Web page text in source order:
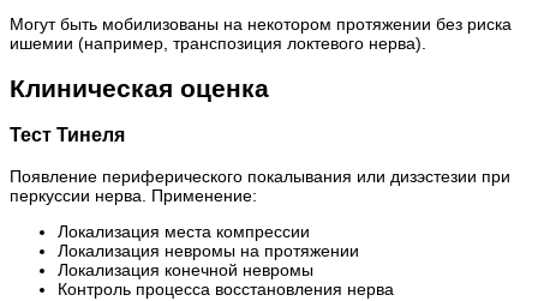
Могут быть мобилизованы на некотором протяжении без риска
ишемии (например, транспозиция локтевого нерва).
Клиническая оценка
Тест Тинеля
Появление периферического покалывания или дизэстезии при
перкуссии нерва. Применение:
Локализация места компрессии
Локализация невромы на протяжении
Локализация конечной невромы
Контроль процесса восстановления нерва